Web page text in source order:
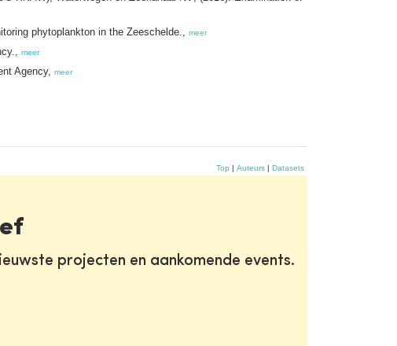
phytoplankton in the Zeeschelde., meer
meer
Agency, meer
Top | Auteurs | Datasets
projecten en aankomende events.